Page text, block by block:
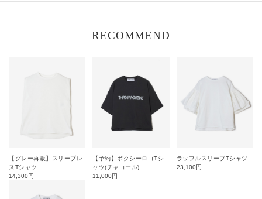
RECOMMEND
【グレー再販】スリーブレ
スTシャツ
14,300円
【予約】ボクシーロゴTシ
ャツ(チャコール)
11,000円
ラッフルスリーブTシャツ
23,100円